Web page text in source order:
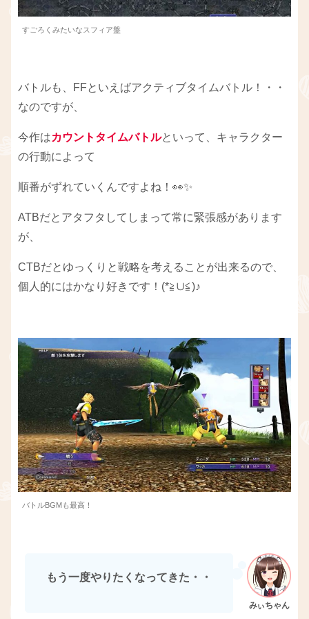
すごろくみたいなスフィア盤
バトルも、FFといえばアクティブタイムバトル！・・
なのですが、
今作はカウントタイムバトルといって、キャラクター
の行動によって
順番がずれていくんですよね！👀✨
ATBだとアタフタしてしまって常に緊張感があります
が、
CTBだとゆっくりと戦略を考えることが出来るので、
個人的にはかなり好きです！(*≧∪≦)♪
バトルBGMも最高！
もう一度やりたくなってきた・・